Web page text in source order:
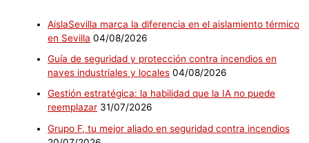
AislaSevilla marca la diferencia en el aislamiento térmico
en Sevilla 04/08/2026
Guía de seguridad y protección contra incendios en
naves industriales y locales 04/08/2026
Gestión estratégica: la habilidad que la IA no puede
reemplazar 31/07/2026
Grupo F, tu mejor aliado en seguridad contra incendios